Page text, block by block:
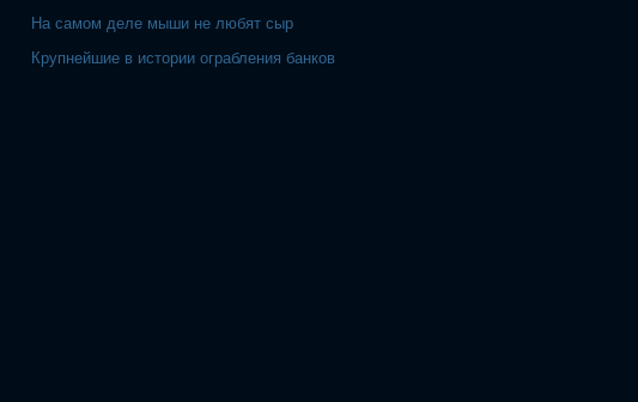
На самом деле мыши не любят сыр
Крупнейшие в истории ограбления банков